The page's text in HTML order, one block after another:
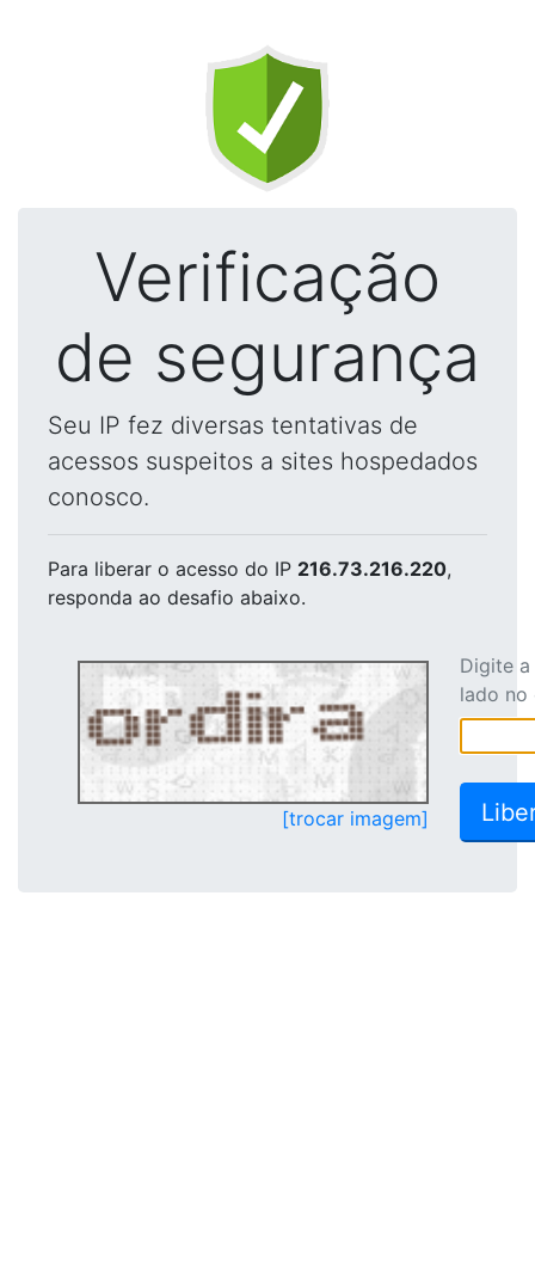
Verificação
de segurança
Seu IP fez diversas tentativas de
acessos suspeitos a sites hospedados
conosco.
Para liberar o acesso do IP 216.73.216.220,
responda ao desafio abaixo.
[trocar imagem]
Digite
lado no